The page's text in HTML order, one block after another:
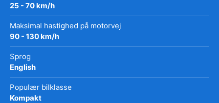
25 - 70 km/h
Maksimal hastighed på motorvej
90 - 130 km/h
Sprog
English
Populær bilklasse
Kompakt